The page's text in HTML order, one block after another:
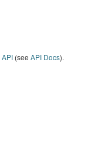
API (see API Docs).